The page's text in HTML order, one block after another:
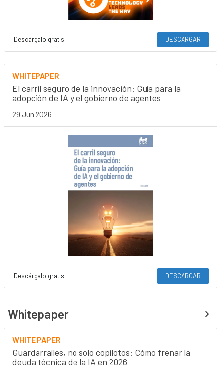
¡Descárgalo gratis! DESCARGAR
WHITEPAPER
El carril seguro de la innovación: Guía para la
adopción de IA y el gobierno de agentes
29 Jun 2026
¡Descárgalo gratis! DESCARGAR
Whitepaper
WHITE PAPER
Guardarraíles, no solo copilotos: Cómo frenar la
deuda técnica de la IA en 2026